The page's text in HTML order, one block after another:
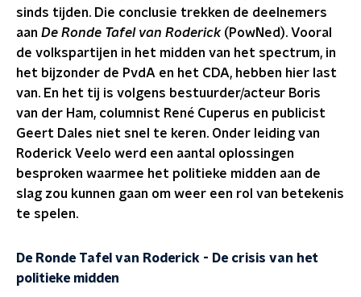
sinds tijden. Die conclusie trekken de deelnemers
aan De Ronde Tafel van Roderick (PowNed). Vooral
de volkspartijen in het midden van het spectrum, in
het bijzonder de PvdA en het CDA, hebben hier last
van. En het tij is volgens bestuurder/acteur Boris
van der Ham, columnist René Cuperus en publicist
Geert Dales niet snel te keren. Onder leiding van
Roderick Veelo werd een aantal oplossingen
besproken waarmee het politieke midden aan de
slag zou kunnen gaan om weer een rol van betekenis
te spelen.
De Ronde Tafel van Roderick - De crisis van het
politieke midden